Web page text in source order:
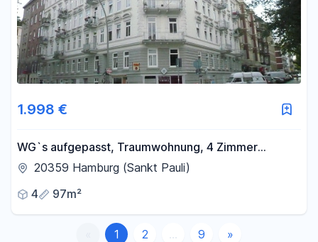
1.998 €
WG`s aufgepasst, Traumwohnung, 4 Zimmer
Jugendstil, Top saniert, EBK, auf Zeit bis 30.April
20359 Hamburg (Sankt Pauli)
4
97m²
1 2 ... 9 »